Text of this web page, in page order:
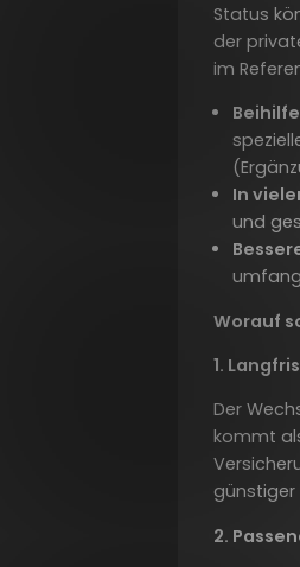
Status
der
im
In
und
Worauf
1.
Der
kommt
günstiger
2.